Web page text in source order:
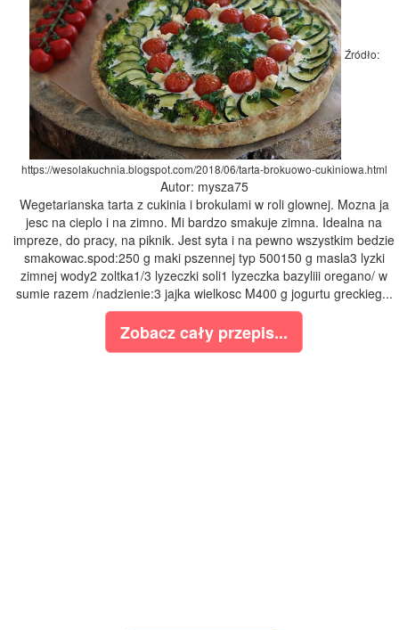
Źródło:
https://wesolakuchnia.blogspot.com/2018/06/tarta-brokuowo-cukiniowa.html
Autor: mysza75
Wegetarianska tarta z cukinia i brokulami w roli glownej. Mozna ja
jesc na cieplo i na zimno. Mi bardzo smakuje zimna. Idealna na
impreze, do pracy, na piknik. Jest syta i na pewno wszystkim bedzie
smakowac.spod:250 g maki pszennej typ 500150 g masla3 lyzki
zimnej wody2 zoltka1/3 lyzeczki soli1 lyzeczka bazyliii oregano/ w
sumie razem /nadzienie:3 jajka wielkosc M400 g jogurtu greckieg...
Zobacz cały przepis...